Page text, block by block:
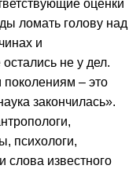
оценки
ломать голову над
и
не у дел.
– это
закончилась».
психологи,
слова известного